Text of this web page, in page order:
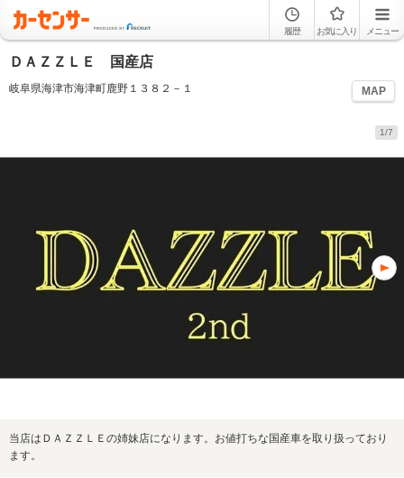
履歴 お気に入り メニュー
ＤＡＺＺＬＥ 国産店
岐阜県海津市海津町鹿野１３８２－１ MAP
1/7
当店はＤＡＺＺＬＥの姉妹店になります。お値打ちな国産車を取り扱っており
ます。